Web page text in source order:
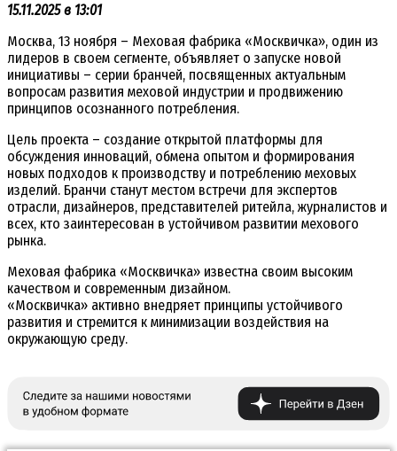
15.11.2025 в 13:01
Москва, 13 ноября – Меховая фабрика «Москвичка», один из
лидеров в своем сегменте, объявляет о запуске новой
инициативы – серии бранчей, посвященных актуальным
вопросам развития меховой индустрии и продвижению
принципов осознанного потребления.
Цель проекта – создание открытой платформы для
обсуждения инноваций, обмена опытом и формирования
новых подходов к производству и потреблению меховых
изделий. Бранчи станут местом встречи для экспертов
отрасли, дизайнеров, представителей ритейла, журналистов и
всех, кто заинтересован в устойчивом развитии мехового
рынка.
Меховая фабрика «Москвичка» известна своим высоким
качеством и современным дизайном.
«Москвичка» активно внедряет принципы устойчивого
развития и стремится к минимизации воздействия на
окружающую среду.